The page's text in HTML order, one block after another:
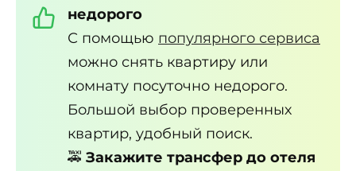
недорого
С помощью популярного сервиса
можно снять квартиру или
комнату посуточно недорого.
Большой выбор проверенных
квартир, удобный поиск.
🚕 Закажите трансфер до отеля